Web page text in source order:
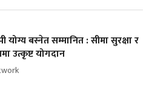
योग्य बस्नेत सम्मानित : सीमा सुरक्षा र
उत्कृष्ट योगदान